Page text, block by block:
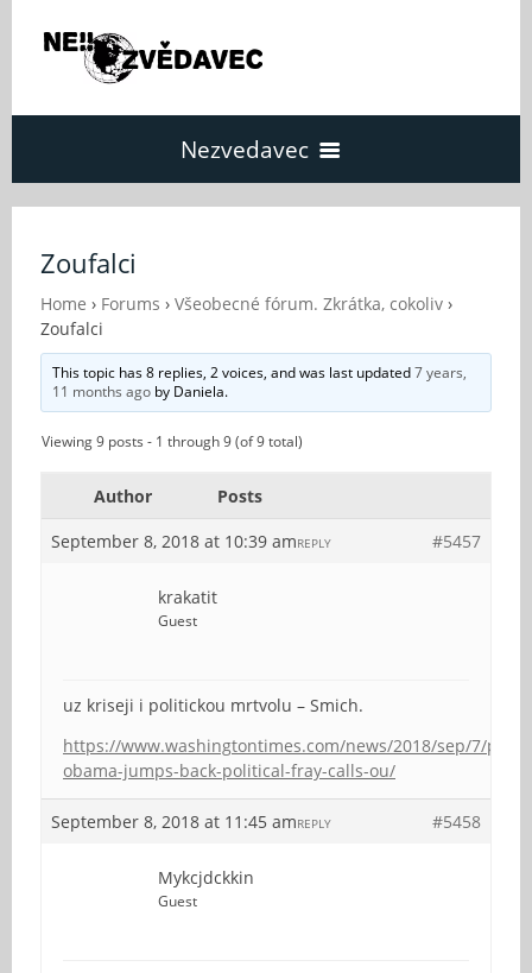
Nezvedavec
Fórum
O Nezvědavci
Kontakt
Zoufalci
Home › Forums › Všeobecné fórum. Zkrátka, cokoliv ›
Zoufalci
This topic has 8 replies, 2 voices, and was last updated7 years,
11 months ago by Daniela.
Viewing 9 posts - 1 through 9 (of 9 total)
Author
Posts
September 8, 2018 at 10:39 am
#5457
REPLY
krakatit
Guest
uz kriseji i politickou mrtvolu – Smich.
https://www.washingtontimes.com/news/2018/sep/7/
obama-jumps-back-political-fray-calls-ou/
September 8, 2018 at 11:45 am #5458
REPLY
Mykcjdckkin
Guest